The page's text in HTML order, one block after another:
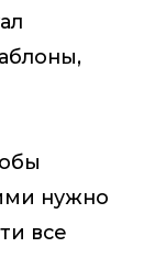
нужно
все